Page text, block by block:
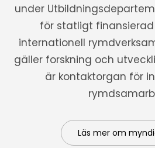
under
för statligt
internationell
gäller forskning och
är kontaktorgan för
Läs mer om